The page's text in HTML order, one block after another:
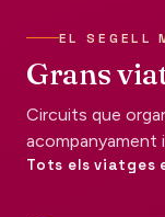
EL SEGELL
Grans
Circuits que
acompanyament
Tots els viatges